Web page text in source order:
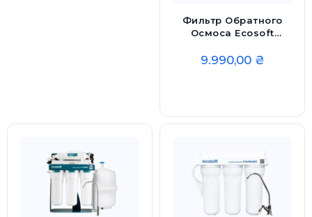
Фильтр Обратного
Осмоса Ecosoft
Минерализацией И
9.990,00 ₴